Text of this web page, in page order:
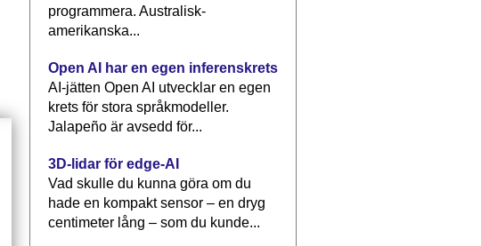
programmera. Australisk-
amerikanska...
Open AI har en egen inferenskrets
AI-jätten Open AI utvecklar en egen
krets för stora språkmodeller.
Jalapeño är avsedd för...
3D-lidar för edge-AI
Vad skulle du kunna göra om du
hade en kompakt sensor – en dryg
centimeter lång – som du kunde...